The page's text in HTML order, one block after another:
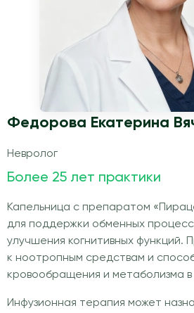
Федорова Екатерина
Невролог
Более 25 лет практики
Капельница с препаратом
для поддержки обменных
улучшения когнитивных функций.
к ноотропным средствам и
кровообращения и метаболизма в
Инфузионная терапия может